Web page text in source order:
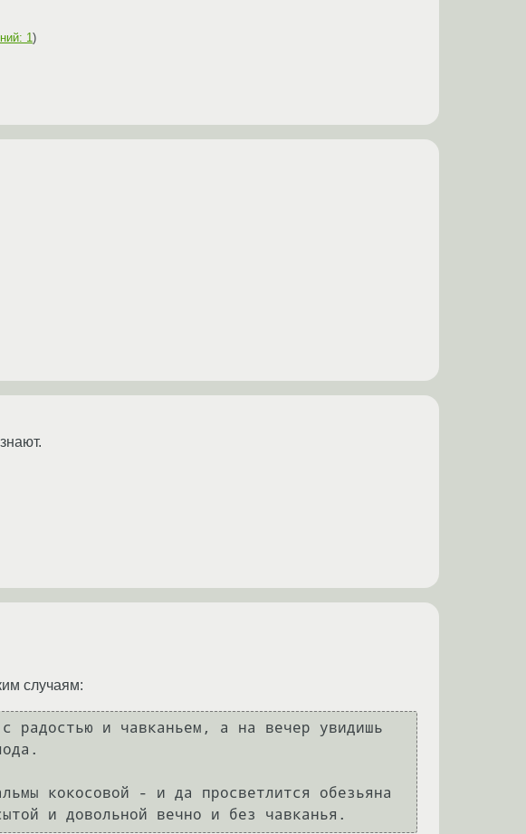
1)
случаям:
радостью и чавканьем, а на вечер увидишь
кокосовой - и да просветлится обезьяна